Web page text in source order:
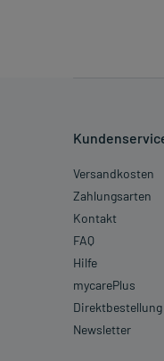
Versandkosten
Zahlungsarten
Kontakt
FAQ
Hilfe
mycarePlus
Direktbestellung
Newsletter